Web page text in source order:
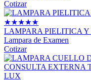
Cotizar
★★★★★
LAMPARA PIELITICA
Lampara de Examen
Cotizar